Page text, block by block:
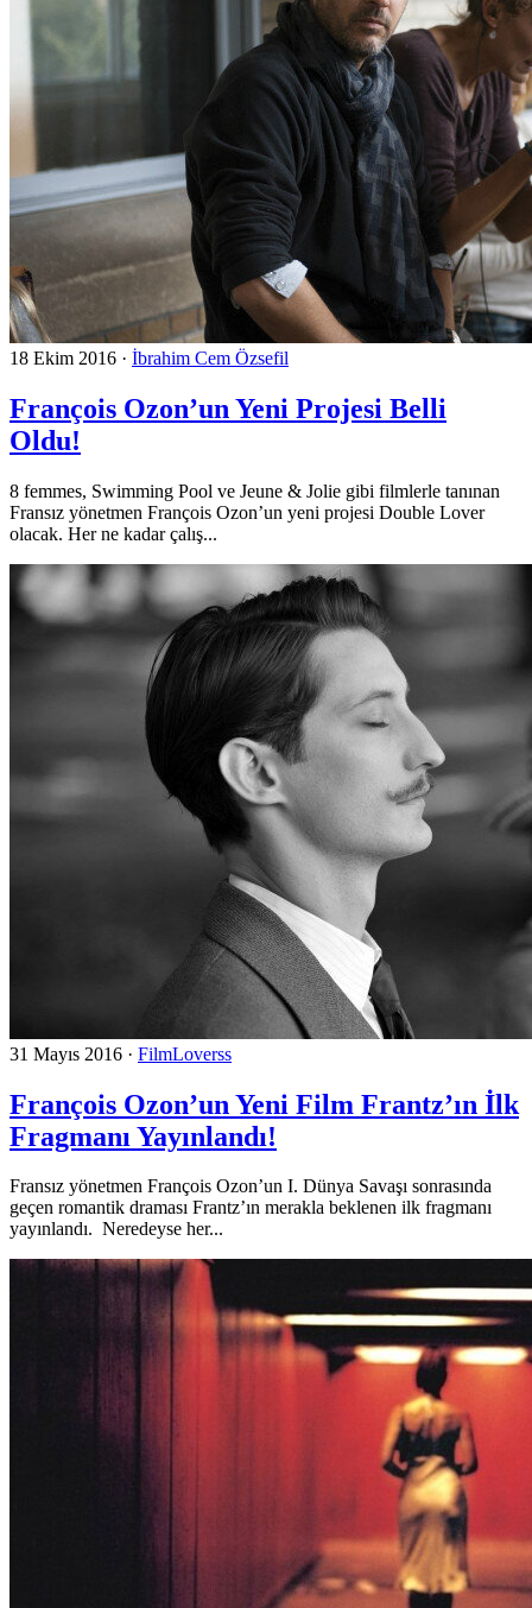
18 Ekim 2016 · İbrahim Cem Özsefil
François Ozon’un Yeni Projesi Belli
Oldu!
8 femmes, Swimming Pool ve Jeune & Jolie gibi filmlerle tanınan
Fransız yönetmen François Ozon’un yeni projesi Double Lover
olacak. Her ne kadar çalış...
31 Mayıs 2016 · FilmLoverss
François Ozon’un Yeni Film Frantz’ın İlk
Fragmanı Yayınlandı!
Fransız yönetmen François Ozon’un I. Dünya Savaşı sonrasında
geçen romantik draması Frantz’ın merakla beklenen ilk fragmanı
yayınlandı. Neredeyse her...